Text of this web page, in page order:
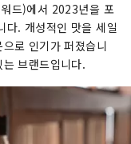
드)에서 2023년을 포
다. 개성적인 맛을 세일
로 인기가 퍼졌습니
브랜드입니다.